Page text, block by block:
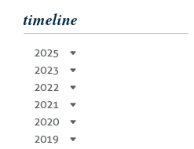
timeline
2025
2023
2022
2021
2020
2019